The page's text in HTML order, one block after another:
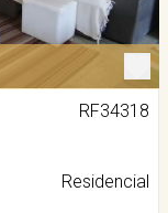
RF34318
Residencial